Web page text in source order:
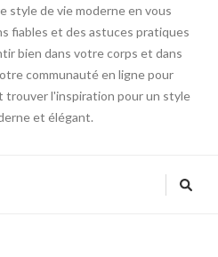
style de vie moderne en vous
fiables et des astuces pratiques
bien dans votre corps et dans
communauté en ligne pour
trouver l'inspiration pour un style
et élégant.